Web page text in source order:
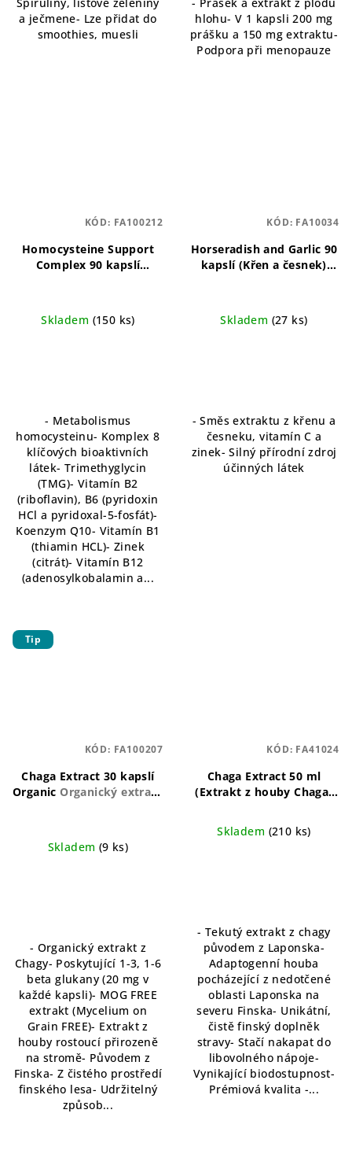
a ječmene- Lze přidat do
smoothies, muesli
hlohu- V 1 kapsli 200 mg
prášku a 150 mg extraktu-
Podpora při menopauze
Homocysteine Support
Complex 90 kapslí
Skladem (150 ks)
- Metabolismus
homocysteinu- Komplex 8
klíčových bioaktivních
látek- Trimethyglycin
(TMG)- Vitamín B2
(riboflavin), B6 (pyridoxin
HCl a pyridoxal-5-fosfát)-
Koenzym Q10- Vitamín B1
(thiamin HCL)- Zinek
(citrát)- Vitamín B12
(adenosylkobalamin a...
KÓD: FA100212
Horseradish and Garlic 90
kapslí (Křen a česnek)
Skladem (27 ks)
- Směs extraktu z křenu a
česneku, vitamín C a
zinek- Silný přírodní zdroj
účinných látek
KÓD: FA10034
Tip
Chaga Extract 30 kapslí
Organic Organický extrakt
Skladem (9 ks)
- Organický extrakt z
Chagy- Poskytující 1-3, 1-6
beta glukany (20 mg v
každé kapsli)- MOG FREE
extrakt (Mycelium on
Grain FREE)- Extrakt z
houby rostoucí přirozeně
na stromě- Původem z
Finska- Z čistého prostředí
finského lesa- Udržitelný
způsob...
KÓD: FA100207
Chaga Extract 50 ml
(Extrakt z houby Chaga)
houby Chaga pro podporu
zdraví.
Skladem (210 ks)
- Tekutý extrakt z chagy
původem z Laponska-
Adaptogenní houba
pocházející z nedotčené
oblasti Laponska na
severu Finska- Unikátní,
čistě finský doplněk
stravy- Stačí nakapat do
libovolného nápoje-
Vynikající biodostupnost-
Prémiová kvalita -...
KÓD: FA41024